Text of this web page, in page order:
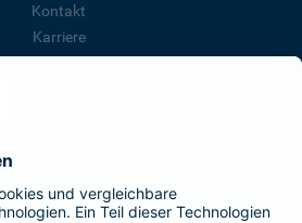
Kontakt
Karriere
Teil der BarmeniaGothaer
BELIEBTE SEITEN